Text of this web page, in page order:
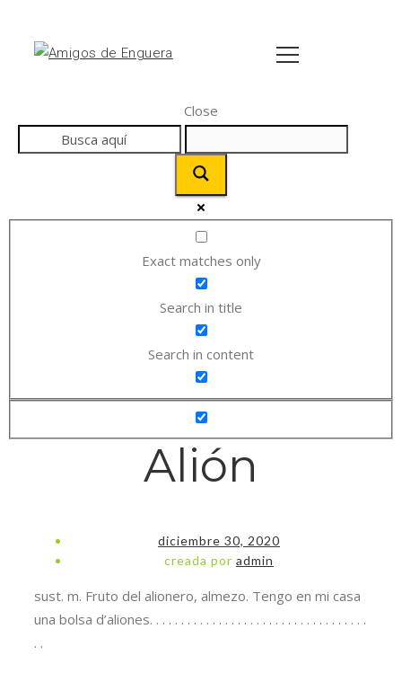
Close
Exact matches only
Search in title
Search in content
Alión
diciembre 30, 2020
creada por admin
sust. m. Fruto del alionero, almezo. Tengo en mi casa
una bolsa d’aliones. . . . . . . . . . . . . . . . . . . . . . . . . . . . . . . . . . .
. .